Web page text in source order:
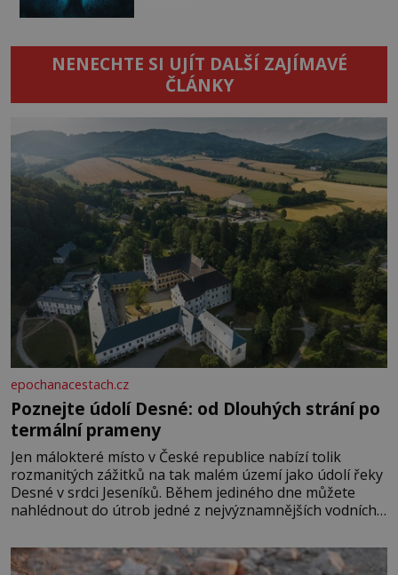
NENECHTE SI UJÍT DALŠÍ ZAJÍMAVÉ
ČLÁNKY
epochanacestach.cz
Poznejte údolí Desné: od Dlouhých strání po
termální prameny
Jen málokteré místo v České republice nabízí tolik
rozmanitých zážitků na tak malém území jako údolí řeky
Desné v srdci Jeseníků. Během jediného dne můžete
nahlédnout do útrob jedné z nejvýznamnějších vodních
se na koloběžce a den zakončit poznáváním památek ve
Velkých Losinách nebo v termálním